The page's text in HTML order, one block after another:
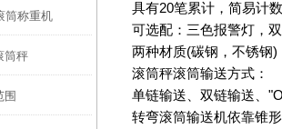
筒称重机
筒秤
围
具有20笔累计，简易计
可选配：三色报警灯，
两种材质(碳钢，不锈钢)
滚筒秤滚筒输送方式：
单链输送、双链输送、
转弯滚筒输送机依靠锥